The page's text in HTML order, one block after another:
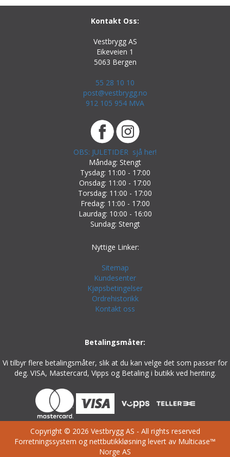
Kontakt Oss:
Vestbrygg AS
Eikeveien 1
5063 Bergen
55 28 10 10
post@vestbrygg.no
912 105 954 MVA
OBS: JULETIDER sjå her!
Måndag: Stengt
Tysdag: 11:00 - 17:00
Onsdag: 11:00 - 17:00
Torsdag: 11:00 - 17:00
Fredag: 11:00 - 17:00
Laurdag: 10:00 - 16:00
Sundag: Stengt
Nyttige Linker:
Sitemap
Kundesenter
Kjøpsbetingelser
Ordrehistorikk
Kontakt oss
Betalingsmåter:
Vi tilbyr flere betalingsmåter, slik at du kan velge det som passer for
deg. VISA, Mastercard, Vipps og Betaling i butikk ved henting.
Copyright © 2026 Vestbrygg AS - All rights reserved
Forretningssystem og nettbutikkløsning levert av Multicase™
Norge AS